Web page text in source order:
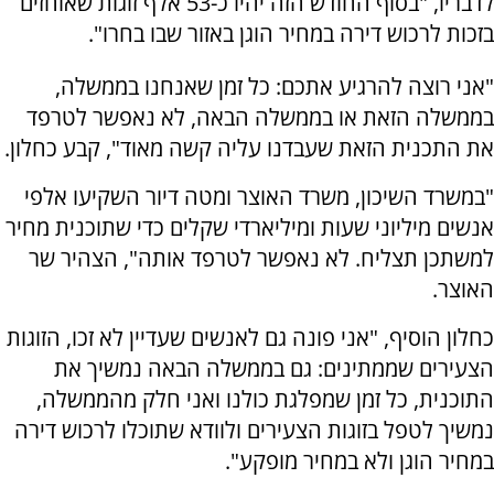
בזכות לרכוש דירה במחיר הוגן באזור שבו בחרו".
"אני רוצה להרגיע אתכם: כל זמן שאנחנו בממשלה,
בממשלה הזאת או בממשלה הבאה, לא נאפשר לטרפד
את התכנית הזאת שעבדנו עליה קשה מאוד", קבע כחלון.
"במשרד השיכון, משרד האוצר ומטה דיור השקיעו אלפי
אנשים מיליוני שעות ומיליארדי שקלים כדי שתוכנית מחיר
למשתכן תצליח. לא נאפשר לטרפד אותה", הצהיר שר
האוצר.
כחלון הוסיף, "אני פונה גם לאנשים שעדיין לא זכו, הזוגות
הצעירים שממתינים: גם בממשלה הבאה נמשיך את
התוכנית, כל זמן שמפלגת כולנו ואני חלק מהממשלה,
נמשיך לטפל בזוגות הצעירים ולוודא שתוכלו לרכוש דירה
במחיר הוגן ולא במחיר מופקע".